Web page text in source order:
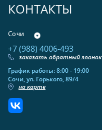
КОНТАКТЫ
Сочи
+7 (988) 4006-493
заказать обратный звонок
График работы: 8:00 - 19:00
Сочи, ул. Горького, 89/4
на карте